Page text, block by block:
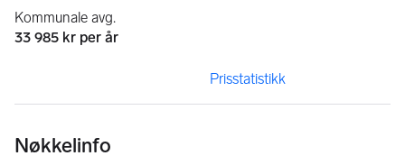
Kommunale avg.
33 985 kr per år
Prisstatistikk
Nøkkelinfo